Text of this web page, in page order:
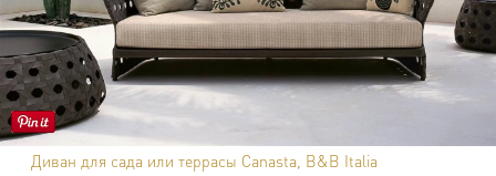
Диван для сада или террасы Canasta, B&B Italia